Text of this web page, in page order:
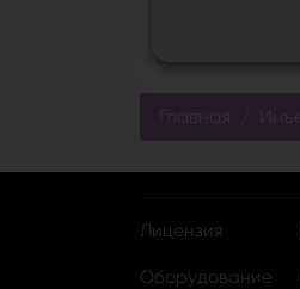
Главная
Лицензия
Оборудование